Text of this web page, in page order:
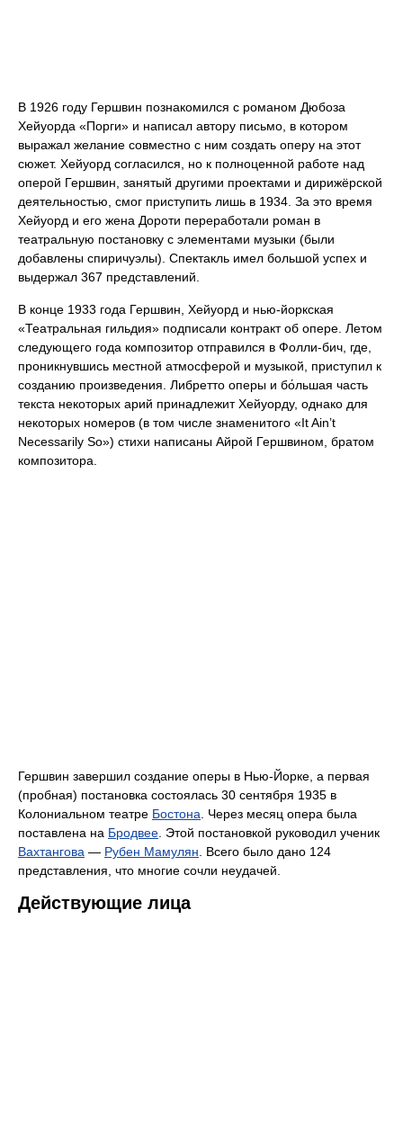
В 1926 году Гершвин познакомился с романом Дюбоза
Хейуорда «Порги» и написал автору письмо, в котором
выражал желание совместно с ним создать оперу на этот
сюжет. Хейуорд согласился, но к полноценной работе над
оперой Гершвин, занятый другими проектами и дирижёрской
деятельностью, смог приступить лишь в 1934. За это время
Хейуорд и его жена Дороти переработали роман в
театральную постановку с элементами музыки (были
добавлены спиричуэлы). Спектакль имел большой успех и
выдержал 367 представлений.
В конце 1933 года Гершвин, Хейуорд и нью-йоркская
«Театральная гильдия» подписали контракт об опере. Летом
следующего года композитор отправился в Фолли-бич, где,
проникнувшись местной атмосферой и музыкой, приступил к
созданию произведения. Либретто оперы и бо́льшая часть
текста некоторых арий принадлежит Хейуорду, однако для
некоторых номеров (в том числе знаменитого «It Ain’t
Necessarily So») стихи написаны Айрой Гершвином, братом
композитора.
Гершвин завершил создание оперы в Нью-Йорке, а первая
(пробная) постановка состоялась 30 сентября 1935 в
Колониальном театре Бостона . Через месяц опера была
поставлена на Бродвее . Этой постановкой руководил ученик
Вахтангова — Рубен Мамулян . Всего было дано 124
представления, что многие сочли неудачей.
Действующие лица